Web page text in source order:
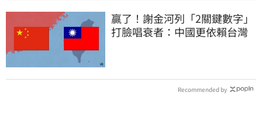
贏了！謝金河列「2關鍵數字」
打臉唱衰者：中國更依賴台灣
Recommended by